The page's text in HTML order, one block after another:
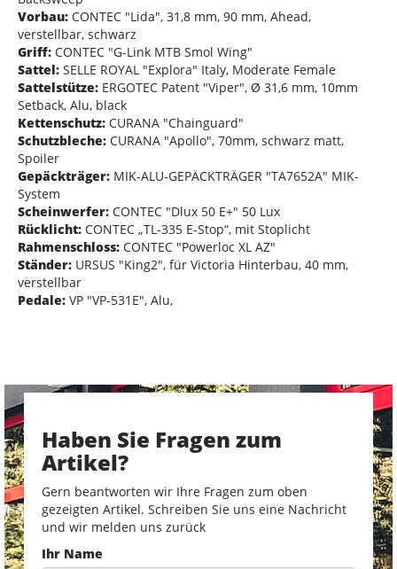
Vorbau: CONTEC "Lida", 31,8 mm, 90 mm, Ahead,
verstellbar, schwarz
Griff: CONTEC "G-Link MTB Smol Wing"
Sattel: SELLE ROYAL "Explora" Italy, Moderate Female
Sattelstütze: ERGOTEC Patent "Viper", Ø 31,6 mm, 10mm
Setback, Alu, black
Kettenschutz: CURANA "Chainguard"
Schutzbleche: CURANA "Apollo", 70mm, schwarz matt,
Spoiler
Gepäckträger: MIK-ALU-GEPÄCKTRÄGER "TA7652A" MIK-
System
Scheinwerfer: CONTEC "Dlux 50 E+" 50 Lux
Rücklicht: CONTEC „TL-335 E-Stop“, mit Stoplicht
Rahmenschloss: CONTEC "Powerloc XL AZ"
Ständer: URSUS "King2", für Victoria Hinterbau, 40 mm,
verstellbar
Pedale: VP "VP-531E", Alu,
Haben Sie Fragen zum
Artikel?
Gern beantworten wir Ihre Fragen zum oben
gezeigten Artikel. Schreiben Sie uns eine Nachricht
und wir melden uns zurück
Ihr Name